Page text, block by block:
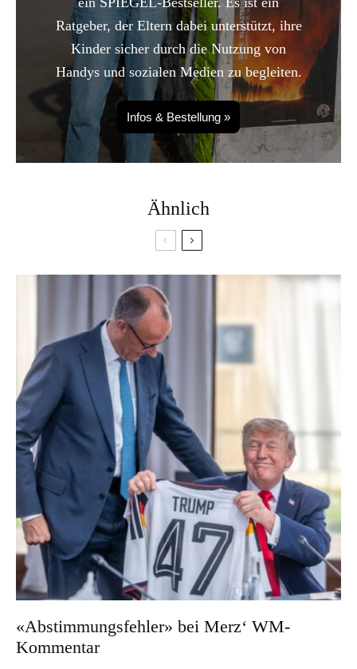
Ratgeber, der Eltern dabei unterstützt, ihre
Kinder sicher durch die Nutzung von
Handys und sozialen Medien zu begleiten.
Infos & Bestellung »
Ähnlich
«Abstimmungsfehler» bei Merz‘ WM-
Kommentar